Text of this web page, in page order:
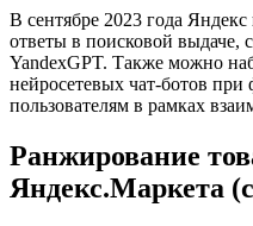
В сентябре 2023 года
ответы в поисковой выдаче,
YandexGPT. Также можно
нейросетевых чат-ботов
пользователям в рамках
Ранжирование
Яндекс.Маркета